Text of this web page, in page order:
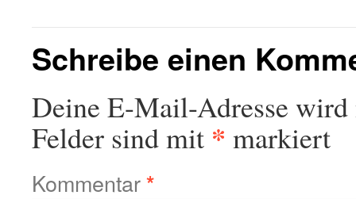
Schreibe einen
Deine E-Mail-Adresse
Felder sind mit * markiert
Kommentar*